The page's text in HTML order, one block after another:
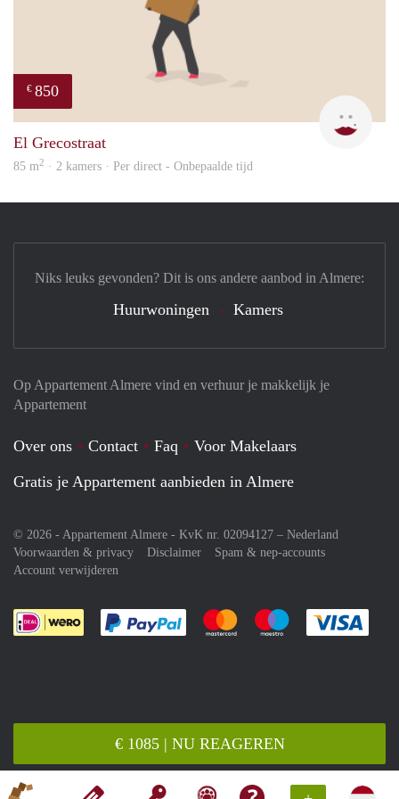
€ 1085 | NU REAGEREN
€ 850
El Grecostraat
85 m2 · 2 kamers · Per direct - Onbepaalde tijd
Op Appartement Almere vind en verhuur je makkelijk je
Appartement
Over ons Contact Faq
Voor Makelaars
Gratis je Appartement aanbieden in Almere
© 2026 - Appartement Almere - KvK nr. 02094127 – Nederland
Voorwaarden & privacy
Disclaimer
Spam & nep-accounts
Account verwijderen
Je rekent gemakkelijk af met Paypal
Je rekent gemakkelijk af met
Je rekent
Niks leuks gevonden? Dit is ons andere aanbod in Almere:
Huurwoningen Kamers